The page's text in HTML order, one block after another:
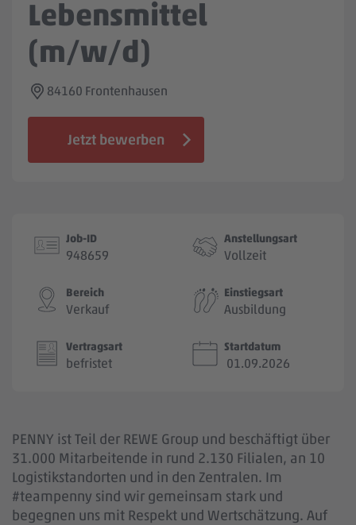
Jobbörse
Lebensmittel
(m/w/d)
84160 Frontenhausen
Jetzt bewerben
Job-ID
948659
Anstellungsart
Vollzeit
Bereich
Verkauf
Einstiegsart
Ausbildung
Vertragsart
befristet
Startdatum
01.09.2026
PENNY ist Teil der REWE Group und beschäftigt über
31.000 Mitarbeitende in rund 2.130 Filialen, an 10
Logistikstandorten und in den Zentralen. Im
#teampenny sind wir gemeinsam stark und
begegnen uns mit Respekt und Wertschätzung. Auf